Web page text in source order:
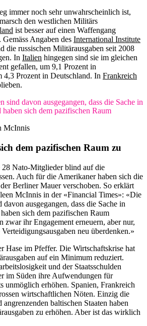
immer noch sehr unwahrscheinlich ist,
den westlichen Militärs
ist besser auf einen Waffengang
. Gemäss Angaben des International Institute
die russischen Militärausgaben seit 2008
In Italien hingegen sind sie im gleichen
gefallen, um 9,1 Prozent in
4,3 Prozent in Deutschland. In Frankreich
sind davon ausgegangen, dass die Sache in
sich dem pazifischen Raum
McInnis
dem pazifischen Raum zu
28 Nato-Mitglieder blind auf die
Auch für die Amerikaner haben sich die
Berliner Mauer verschoben. So erklärt
McInnis in der «Financial Times»: «Die
ausgegangen, dass die Sache in
sich dem pazifischen Raum
zwar ihr Engagement erneuern, aber nur,
neu überdenken.»
Hase im Pfeffer. Die Wirtschaftskrise hat
auf ein Minimum reduziert.
und der Staatsschulden
im Süden ihre Aufwendungen für
unmöglich erhöhen. Spanien, Frankreich
wirtschaftlichen Nöten. Einzig die
baltischen Staaten haben
zu erhöhen. Aber ist das wirklich